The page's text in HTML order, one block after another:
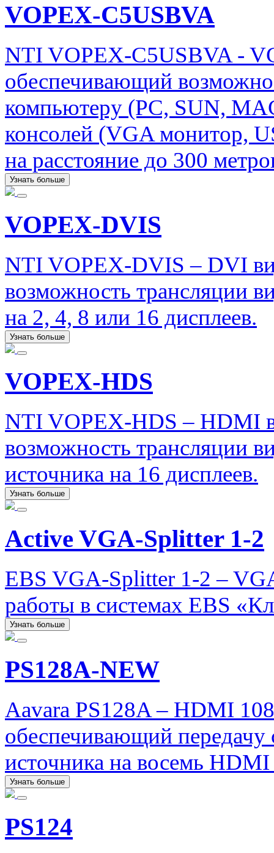
VOPEX-C5USBVA
NTI VOPEX-C5USBVA -
обеспечивающий
компьютеру (PC, SUN,
консолей (VGA монитор,
на расстояние до 300
Узнать больше
VOPEX-DVIS
NTI VOPEX-DVIS – DVI
возможность трансляции
на 2, 4, 8 или 16 дисплеев.
Узнать больше
VOPEX-HDS
NTI VOPEX-HDS – HDMI
возможность трансляции
источника на 16 дисплеев.
Узнать больше
Active VGA-Splitter 1-2
EBS VGA-Splitter 1-2 –
работы в системах EBS
Узнать больше
PS128A-NEW
Aavara PS128A – HDMI
обеспечивающий передачу
источника на восемь
Узнать больше
PS124